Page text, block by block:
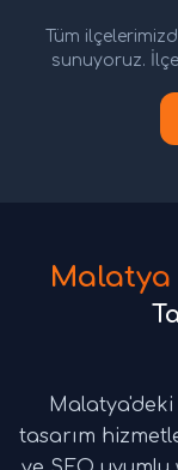
Tüm
sunuyoruz.
Malatya
tasarım